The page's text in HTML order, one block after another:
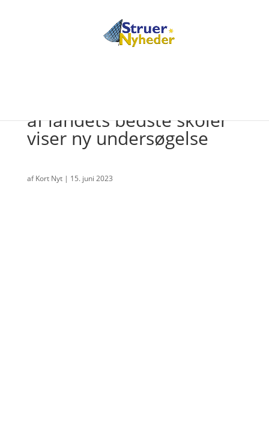
af landets bedste skoler
viser ny undersøgelse
afKort Nyt| 15. juni 2023